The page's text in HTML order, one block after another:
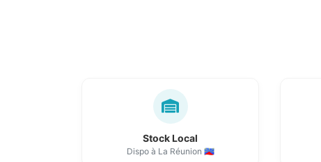
Stock Local
Dispo à La Réunion 🇷🇪